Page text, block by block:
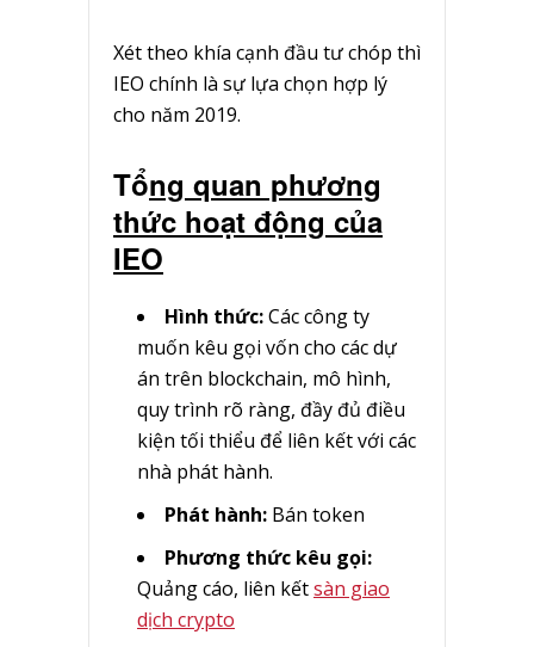
Xét theo khía cạnh đầu tư chóp thì
IEO chính là sự lựa chọn hợp lý
cho năm 2019.
Tổng quan phương
thức hoạt động của
IEO
Hình thức:Các công ty
muốn kêu gọi vốn cho các dự
án trên blockchain, mô hình,
quy trình rõ ràng, đầy đủ điều
kiện tối thiểu để liên kết với các
nhà phát hành.
Phát hành: Bán token
Phương thức kêu gọi:
Quảng cáo, liên kếtsàn giao
dịch crypto